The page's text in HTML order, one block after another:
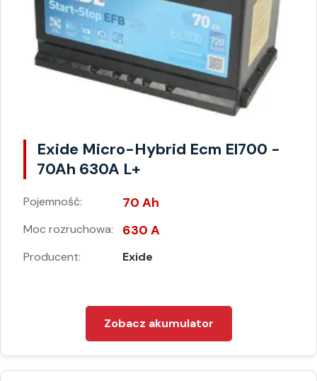
Exide Micro-Hybrid Ecm El700 -
70Ah 630A L+
Pojemność: 70 Ah
Moc rozruchowa: 630 A
Producent: Exide
Zobacz akumulator